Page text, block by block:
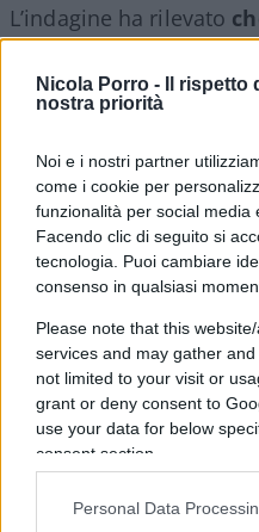
Nicola Porro -
Il rispetto
nostra priorità
Noi e i nostri partner
come i cookie per
funzionalità per social media
Facendo clic di seguito si
tecnologia. Puoi cambiare
consenso in qualsiasi
Please note that this
services and may gather
not limited to your visit or
grant or deny consent to
use your data for below
consent section.
Personal Data
L’indagine ha rilevato
del settore marittimo
lavoro entro il 2027,
generazionale nella
Solo il 17% dei
affermato di sentirsi
propria azienda
successione
dichiara apertamente
di successione.
Nel sondaggio, alla
di dirigenti del settore